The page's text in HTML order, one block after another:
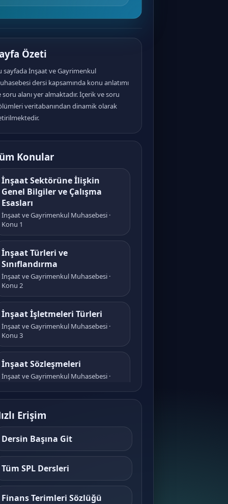
Özeti
sayfada İnşaat ve Gayrimenkul
dersi kapsamında konu anlatımı
soru alanı yer almaktadır. İçerik ve soru
veritabanından dinamik olarak
Konular
İnşaat Sektörüne İlişkin
Genel Bilgiler ve Çalışma
Esasları
İnşaat ve Gayrimenkul Muhasebesi ·
Konu 1
İnşaat Türleri ve
Sınıflandırma
İnşaat ve Gayrimenkul Muhasebesi ·
Konu 2
İnşaat İşletmeleri Türleri
İnşaat ve Gayrimenkul Muhasebesi ·
Konu 3
İnşaat Sözleşmeleri
İnşaat ve Gayrimenkul Muhasebesi ·
Sektördeki Taraflar
İnşaat ve Gayrimenkul Muhasebesi ·
Konu 5
Kamu-Özel İşbirliği Modelleri
Konu 6
Erişim
Dersin Başına Git
Tüm SPL Dersleri
Finans Terimleri Sözlüğü